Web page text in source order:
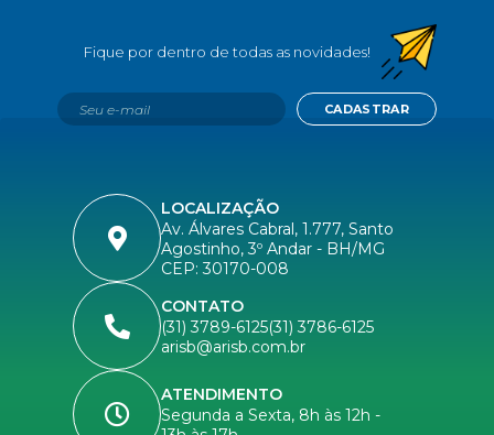
LOCALIZAÇÃO
Av. Álvares Cabral, 1.777, Santo
Agostinho, 3º Andar - BH/MG
CEP: 30170-008
CONTATO
(31) 3789-6125(31) 3786-6125
arisb@arisb.com.br
ATENDIMENTO
Segunda a Sexta, 8h às 12h -
CADASTRAR